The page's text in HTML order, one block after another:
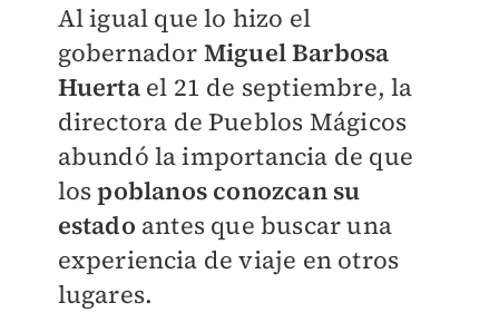
Al igual que lo hizo el
gobernador Miguel Barbosa
Huertael 21 de septiembre, la
directora de Pueblos Mágicos
abundó la importancia de que
lospoblanos conozcan su
estado antes que buscar una
experiencia de viaje en otros
lugares.